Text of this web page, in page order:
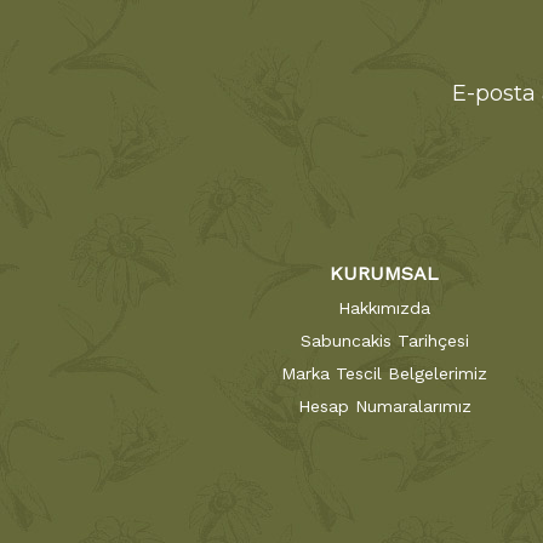
E-
KURUMSAL
Hakkımızda
Sabuncakis Tarihçesi
Marka Tescil Belgelerimiz
Hesap Numaralarımız